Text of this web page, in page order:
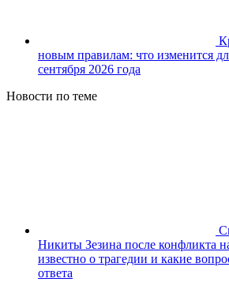
новым правилам: что изменится
сентября 2026 года
Новости по теме
Никиты Зезина после конфликта
известно о трагедии и какие
ответа